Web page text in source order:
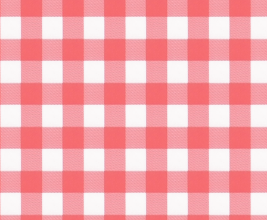
28 maja 2017, Autor:Marcin
czerwona cebula, oliwa z oliwek, krewetki black tiger
250g, wino czerwone, przyprawy: pieprz, sól, majeranek,
paprykę posiekać w długie paski . Na rozgrzaną
zarumieni dorzucić czosnek. Odlewamy osoloną wodę i
dodajemy krewetki na patelnię. Smażymy aż do
zarumienienia, a następnie lekko podduszamy. Po około 5
minutach dolewamy pół lampki wina i dalej dusimy przez
pokrywkę i smażymy do całkowitego odparowania…